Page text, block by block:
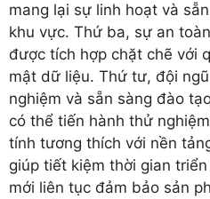
mang lại sự linh hoạt và
khu vực. Thứ ba, sự an
được tích hợp chặt chẽ với
mật dữ liệu. Thứ tư, đội
nghiệm và sẵn sàng đào
có thể tiến hành thử
tính tương thích với nền
giúp tiết kiệm thời gian
mới liên tục đảm bảo sản